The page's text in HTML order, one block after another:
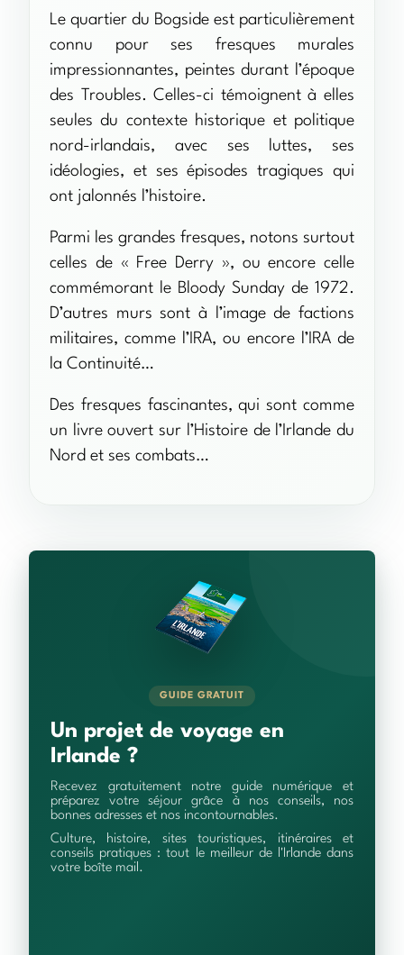
Le quartier du Bogside est particulièrement
connu pour ses fresques murales
impressionnantes, peintes durant l’époque
des Troubles. Celles-ci témoignent à elles
seules du contexte historique et politique
nord-irlandais, avec ses luttes, ses
idéologies, et ses épisodes tragiques qui
ont jalonnés l’histoire.
Parmi les grandes fresques, notons surtout
celles de « Free Derry », ou encore celle
commémorant le Bloody Sunday de 1972.
D’autres murs sont à l’image de factions
militaires, comme l’IRA, ou encore l’IRA de
la Continuité…
Des fresques fascinantes, qui sont comme
un livre ouvert sur l’Histoire de l’Irlande du
Nord et ses combats…
GUIDE GRATUIT
Un projet de voyage en
Irlande ?
Recevez gratuitement notre guide numérique et
préparez votre séjour grâce à nos conseils, nos
bonnes adresses et nos incontournables.
Culture, histoire, sites touristiques, itinéraires et
conseils pratiques : tout le meilleur de l'Irlande dans
votre boîte mail.